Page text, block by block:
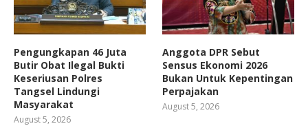
Pengungkapan 46 Juta
Butir Obat Ilegal Bukti
Keseriusan Polres
Tangsel Lindungi
Masyarakat
August 5, 2026
Anggota DPR Sebut
Sensus Ekonomi 2026
Bukan Untuk Kepentingan
Perpajakan
August 5, 2026